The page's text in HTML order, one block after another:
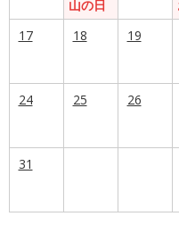
山の日
17
18 19
24 25 26
31